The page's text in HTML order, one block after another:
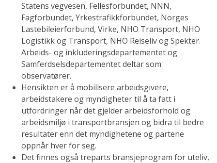
Statens vegvesen, Fellesforbundet, NNN,
Fagforbundet, Yrkestrafikkforbundet, Norges
Lastebileierforbund, Virke, NHO Transport, NHO
Logistikk og Transport, NHO Reiseliv og Spekter.
Arbeids- og inkluderingsdepartementet og
Samferdselsdepartementet deltar som
observatører.
Hensikten er å mobilisere arbeidsgivere,
arbeidstakere og myndigheter til å ta fatt i
utfordringer når det gjelder arbeidsforhold og
arbeidsmiljø i transportbransjen og bidra til bedre
resultater enn det myndighetene og partene
oppnår hver for seg.
Det finnes også treparts bransjeprogram for uteliv,